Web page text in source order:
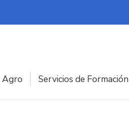
Agro Servicios de Formación